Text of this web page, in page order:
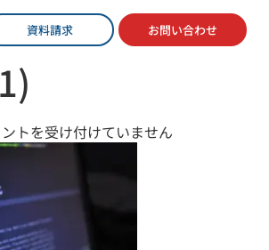
資料請求 お問い合わせ
トを受け付けていません